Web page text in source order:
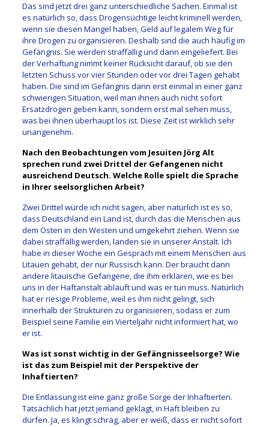
Das sind jetzt drei ganz unterschiedliche Sachen. Einmal ist
es natürlich so, dass Drogensüchtige leicht kriminell werden,
wenn sie diesen Mangel haben, Geld auf legalem Weg für
ihre Drogen zu organisieren. Deshalb sind die auch häufig im
Gefängnis. Sie werden straffällig und dann eingeliefert. Bei
der Verhaftung nimmt keiner Rücksicht darauf, ob sie den
letzten Schuss vor vier Stunden oder vor drei Tagen gehabt
haben. Die sind im Gefängnis dann erst einmal in einer ganz
schwierigen Situation, weil man ihnen auch nicht sofort
Ersatzdrogen geben kann, sondern erst mal sehen muss,
was bei ihnen überhaupt los ist. Diese Zeit ist wirklich sehr
unangenehm.
Nach den Beobachtungen vom Jesuiten Jörg Alt
sprechen rund zwei Drittel der Gefangenen nicht
ausreichend Deutsch. Welche Rolle spielt die Sprache
in Ihrer seelsorglichen Arbeit?
Zwei Drittel würde ich nicht sagen, aber natürlich ist es so,
dass Deutschland ein Land ist, durch das die Menschen aus
dem Osten in den Westen und umgekehrt ziehen. Wenn sie
dabei straffällig werden, landen sie in unserer Anstalt. Ich
habe in dieser Woche ein Gespräch mit einem Menschen aus
Litauen gehabt, der nur Russisch kann. Der braucht dann
andere litauische Gefangene, die ihm erklären, wie es bei
uns in der Haftanstalt abläuft und was er tun muss. Natürlich
hat er riesige Probleme, weil es ihm nicht gelingt, sich
innerhalb der Strukturen zu organisieren, sodass er zum
Beispiel seine Familie ein Vierteljahr nicht informiert hat, wo
er ist.
Was ist sonst wichtig in der Gefängnisseelsorge? Wie
ist das zum Beispiel mit der Perspektive der
Inhaftierten?
Die Entlassung ist eine ganz große Sorge der Inhaftierten.
Tatsächlich hat jetzt jemand geklagt, in Haft bleiben zu
dürfen. Ja, es klingt schräg, aber er weiß, dass er nicht sofort